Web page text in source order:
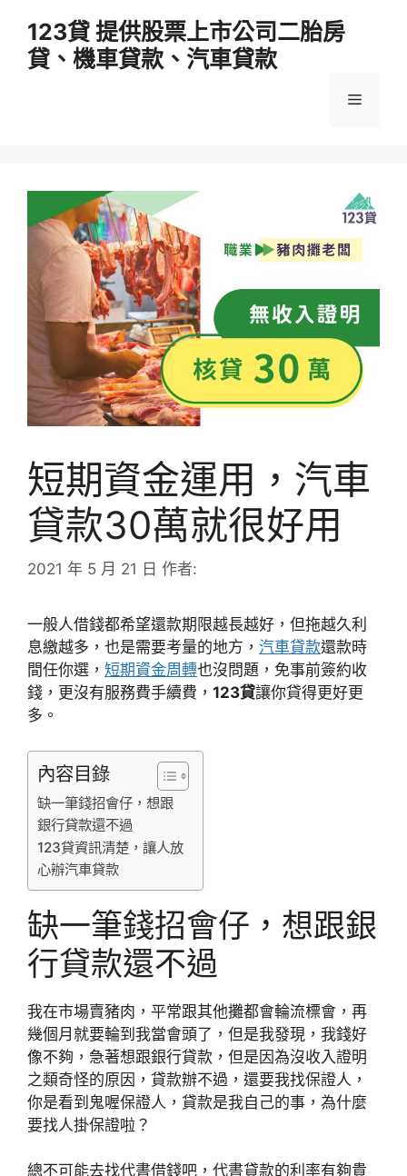
123貸 提供股票上市公司二胎房
貸、機車貸款、汽車貸款
選
短期資金運用，汽車
貸款30萬就很好用
2021 年 5 月 21 日 作者:
一般人借錢都希望還款期限越長越好，但拖越久利
息繳越多，也是需要考量的地方， 汽車貸款還款時
間任你選， 短期資金周轉也沒問題，免事前簽約收
錢，更沒有服務費手續費， 123貸讓你貸得更好更
多。
內容目錄
缺一筆錢招會仔，想跟
銀行貸款還不過
123貸資訊清楚，讓人放
心辦汽車貸款
缺一筆錢招會仔，想跟銀
行貸款還不過
我在市場賣豬肉，平常跟其他攤都會輪流標會，再
幾個月就要輪到我當會頭了，但是我發現，我錢好
像不夠，急著想跟銀行貸款，但是因為沒收入證明
之類奇怪的原因，貸款辦不過，還要我找保證人，
你是看到鬼喔保證人，貸款是我自己的事，為什麼
要找人掛保證啦？
總不可能去找代書借錢吧，代書貸款的利率有夠貴